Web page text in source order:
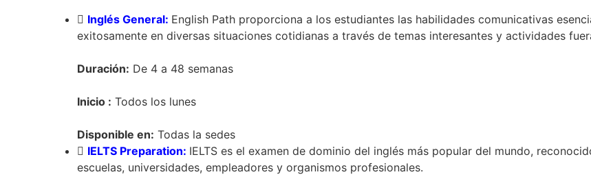
Inglés General: English Path proporciona a los estudiantes las habilidades comunicativas
exitosamente en diversas situaciones cotidianas a través de temas interesantes y actividades
Duración: De 4 a 48 semanas
Inicio : Todos los lunes
Disponible en: Todas la sedes
IELTS Preparation: IELTS es el examen de dominio del inglés más popular del mundo,
escuelas, universidades, empleadores y organismos profesionales.